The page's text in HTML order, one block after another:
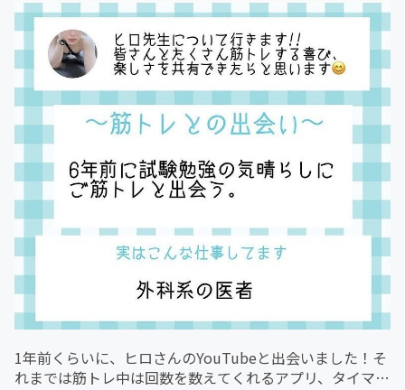
1年前くらいに、ヒロさんのYouTubeと出会いました！そ
れまでは筋トレ中は回数を数えてくれるアプリ、タイマー